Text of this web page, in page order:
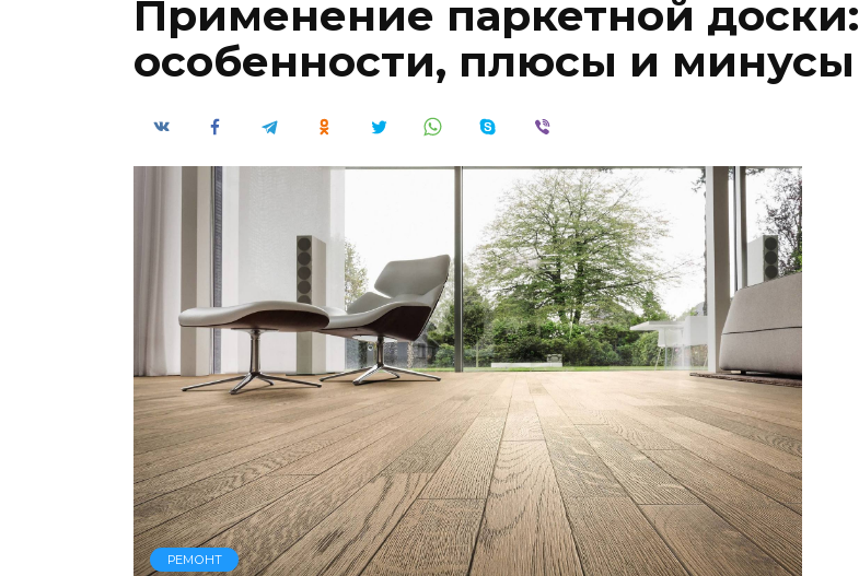
Применение паркетной доски:
особенности, плюсы и минусы
РЕМОНТ